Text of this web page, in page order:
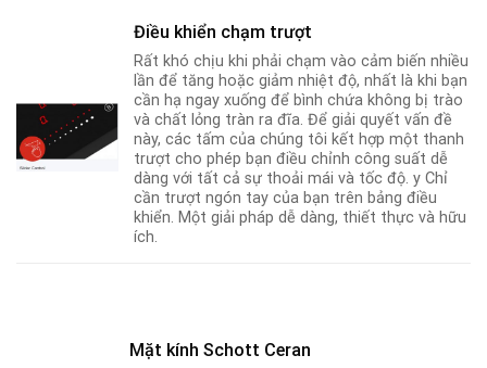
Điều khiển chạm trượt
Rất khó chịu khi phải chạm vào cảm biến nhiều
lần để tăng hoặc giảm nhiệt độ, nhất là khi bạn
cần hạ ngay xuống để bình chứa không bị trào
và chất lỏng tràn ra đĩa. Để giải quyết vấn đề
này, các tấm của chúng tôi kết hợp một thanh
trượt cho phép bạn điều chỉnh công suất dễ
dàng với tất cả sự thoải mái và tốc độ. y Chỉ
cần trượt ngón tay của bạn trên bảng điều
khiển. Một giải pháp dễ dàng, thiết thực và hữu
ích.
Mặt kính Schott Ceran